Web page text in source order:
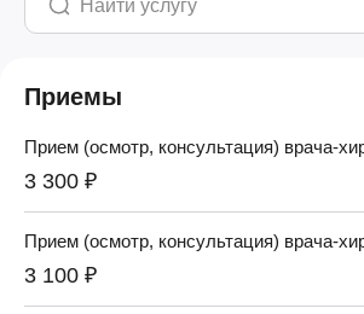
Приемы
Прием (осмотр, консультация) врача-
3 300 ₽
Прием (осмотр, консультация) врача-
3 100 ₽